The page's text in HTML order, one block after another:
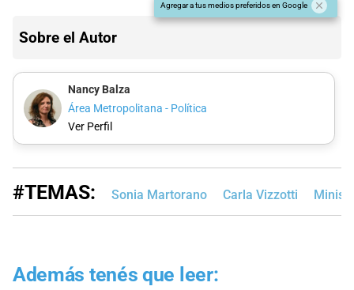
Agregar a tus medios preferidos en Google
Sobre el Autor
Nancy Balza
Área Metropolitana - Política
Ver Perfil
#TEMAS: Sonia Martorano Carla Vizzotti
Además tenés que leer: